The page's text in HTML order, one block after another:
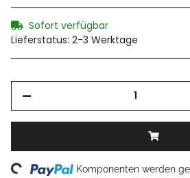
Sofort verfügbar
Lieferstatus: 2-3 Werktage
Loading... Komponenten werden